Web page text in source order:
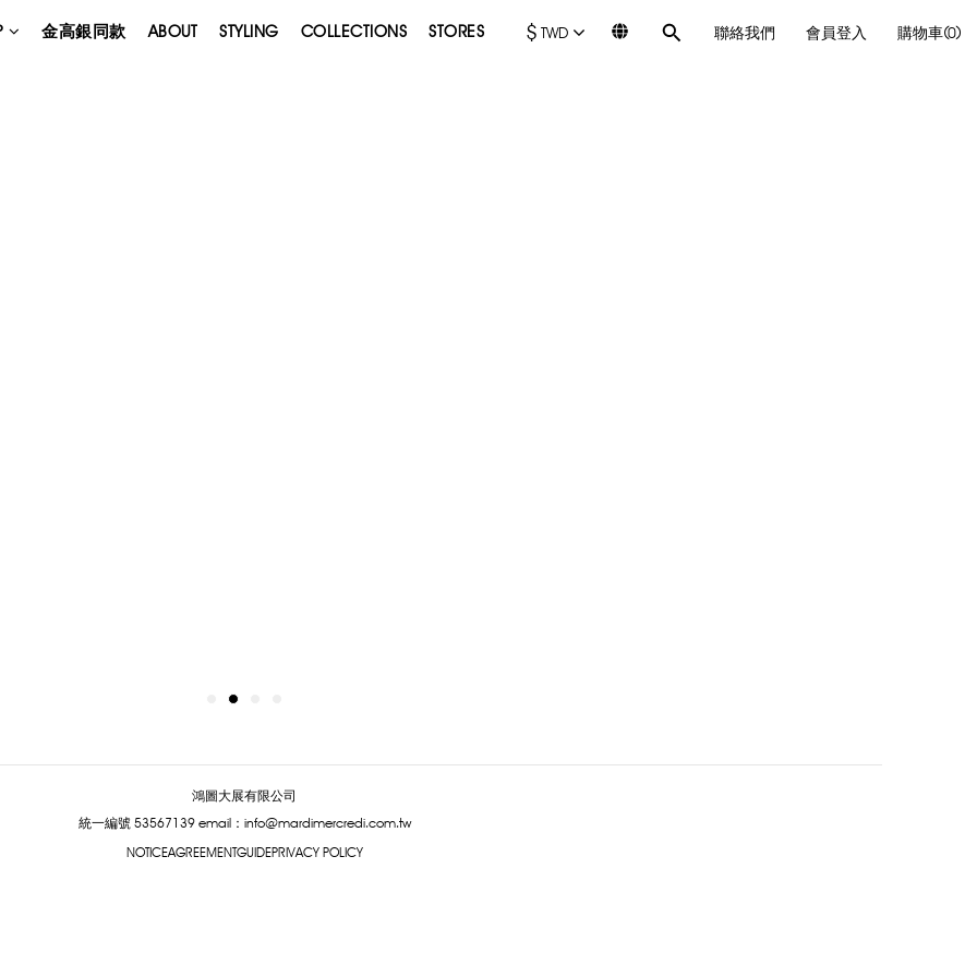
$ TWD 聯絡我們 會員登入 購物車(0)
金高銀同款 ABOUT STYLING COLLECTIONS STORES
鴻圖大展有限公司
統一編號 53567139 email：info@mardimercredi.com.tw
NOTICEAGREEMENTGUIDEPRIVACY POLICY